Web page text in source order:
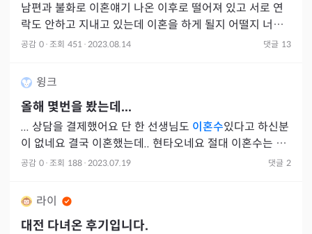
남편과 불화로 이혼얘기 나온 이후로 떨어져 있고 서로 연
락도 안하고 지내고 있는데 이혼을 하게 될지 어떨지 너무
답답한 마음에 타로 신점 사주 포함 열번 넘게 봤나봐요 그
공감 0 · 조회 451 · 2023.08.14 댓글 13
윙크
올해 몇번을 봤는데...
... 상담을 결제했어요 단 한 선생님도 이혼수있다고 하신분
이 없네요 결국 이혼했는데.. 현타오네요 절대 이혼수는 없
다더니..ㅋ 앞길
공감 0 · 조회 188 · 2023.07.19 댓글 2
라이
대전 다녀온 후기입니다.